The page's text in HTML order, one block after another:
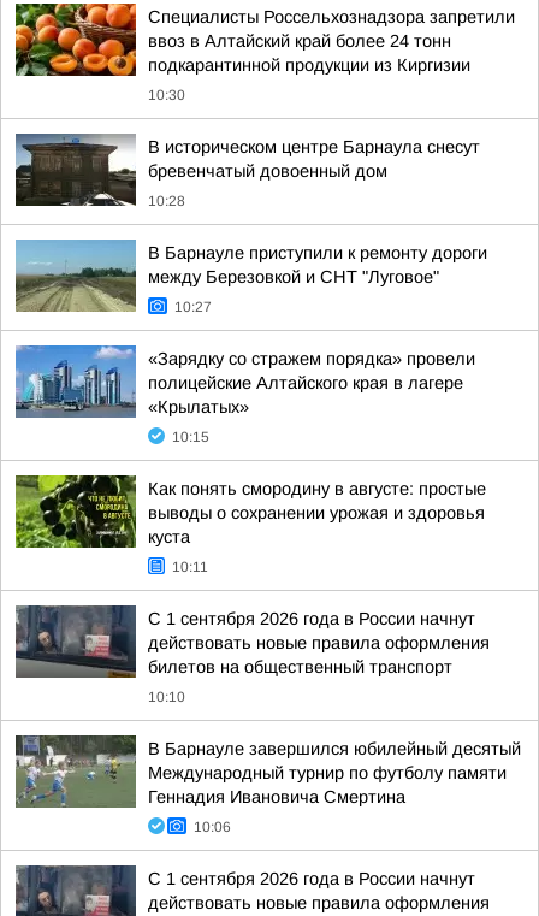
Специалисты Россельхознадзора запретили
ввоз в Алтайский край более 24 тонн
подкарантинной продукции из Киргизии
10:30
В историческом центре Барнаула снесут
бревенчатый довоенный дом
10:28
В Барнауле приступили к ремонту дороги
между Березовкой и СНТ "Луговое"
10:27
«Зарядку со стражем порядка» провели
полицейские Алтайского края в лагере
«Крылатых»
10:15
Как понять смородину в августе: простые
выводы о сохранении урожая и здоровья
куста
10:11
С 1 сентября 2026 года в России начнут
действовать новые правила оформления
билетов на общественный транспорт
10:10
В Барнауле завершился юбилейный десятый
Международный турнир по футболу памяти
Геннадия Ивановича Смертина
10:06
С 1 сентября 2026 года в России начнут
действовать новые правила оформления